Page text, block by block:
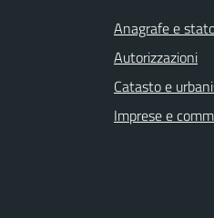
Anagrafe e
Autorizzazioni
Catasto e
Imprese e